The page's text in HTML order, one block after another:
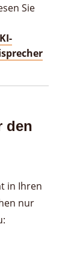
Sie
den
in Ihren
nur